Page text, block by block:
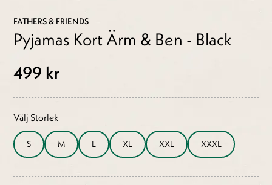
FATHERS & FRIENDS
Pyjamas Kort Ärm & Ben - Black
499 kr
Välj Storlek
S M L XL XXL XXXL